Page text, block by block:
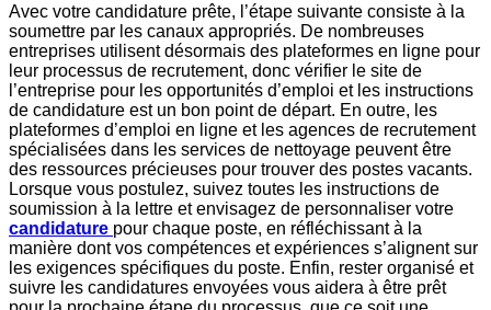
Avec votre candidature prête, l’étape suivante consiste à la
soumettre par les canaux appropriés. De nombreuses
entreprises utilisent désormais des plateformes en ligne pour
leur processus de recrutement, donc vérifier le site de
l’entreprise pour les opportunités d’emploi et les instructions
de candidature est un bon point de départ. En outre, les
plateformes d’emploi en ligne et les agences de recrutement
spécialisées dans les services de nettoyage peuvent être
des ressources précieuses pour trouver des postes vacants.
Lorsque vous postulez, suivez toutes les instructions de
soumission à la lettre et envisagez de personnaliser votre
candidature pour chaque poste, en réfléchissant à la
manière dont vos compétences et expériences s’alignent sur
les exigences spécifiques du poste. Enfin, rester organisé et
suivre les candidatures envoyées vous aidera à être prêt